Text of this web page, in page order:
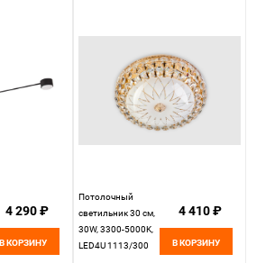
4 290 ₽
В КОРЗИНУ
Потолочный
светильник 30 см,
30W, 3300-5000K,
LED4U 1113/300
4 410 ₽
В КОРЗИНУ